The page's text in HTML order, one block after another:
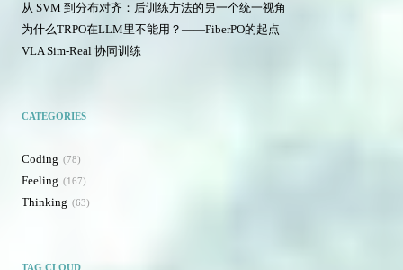
从 SVM 到分布对齐：后训练方法的另一个统一视角
为什么TRPO在LLM里不能用？——FiberPO的起点
VLA Sim-Real 协同训练
CATEGORIES
Coding 78
Feeling 167
Thinking 63
TAG CLOUD